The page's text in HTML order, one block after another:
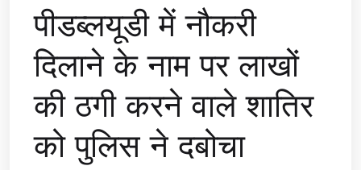
पीडब्लयूडी में नौकरी
दिलाने के नाम पर लाखों
की ठगी करने वाले शातिर
को पुलिस ने दबोचा